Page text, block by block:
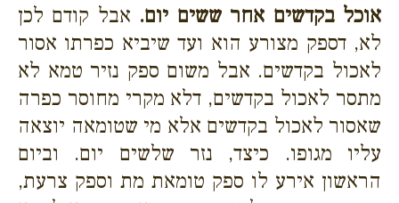
אוכל בקדשים אחר ששים יום. אבל קודם לכן
לא, דספק מצורע הוא ועד שיביא כפרתו אסור
לאכול בקדשים. אבל משום ספק נזיר טמא לא
מתסר לאכול בקדשים, דלא מקרי מחוסר כפרה
שאסור לאכול בקדשים אלא מי שטומאה יוצאה
עליו מגופו. כיצד, נזר שלשים יום. וביום
הראשון אירע לו ספק טומאת מת וספק צרעת,